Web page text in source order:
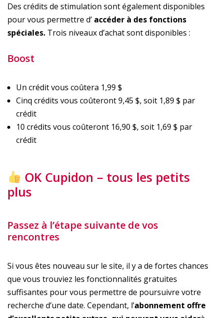
Des crédits de stimulation sont également disponibles
pour vous permettre d’ accéder à des fonctions
spéciales. Trois niveaux d’achat sont disponibles :
Boost
Un crédit vous coûtera 1,99 $
Cinq crédits vous coûteront 9,45 $, soit 1,89 $ par
crédit
10 crédits vous coûteront 16,90 $, soit 1,69 $ par
crédit
OK Cupidon – tous les petits
plus
Passez à l’étape suivante de vos
rencontres
Si vous êtes nouveau sur le site, il y a de fortes chances
que vous trouviez les fonctionnalités gratuites
suffisantes pour vous permettre de poursuivre votre
recherche d’une date. Cependant, l’abonnement offre